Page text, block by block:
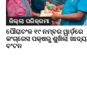
ଜିଲ୍ଲା ପରିକ୍ରମା
ପୌରାଚଂଳ ୧୯ ନମ୍ବର ୱାର୍ଡ଼ରେ
କଂଗ୍ରେସ ପକ୍ଷରୁ ଶୁଖିଲା ଖାଦ୍ୟ
ବଂଟନ